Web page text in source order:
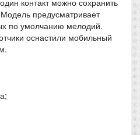
предусматривает
по умолчанию мелодий.
оснастили мобильный